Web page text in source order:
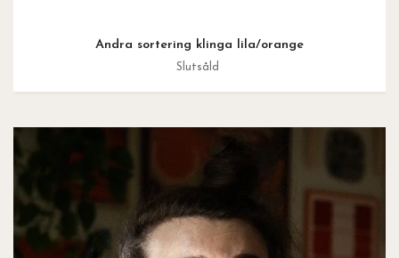
Andra sortering klinga lila/orange
Slutsåld